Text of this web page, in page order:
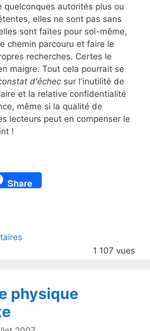
quelconques autorités plus ou
elles ne sont pas sans
sont faites pour soi-même,
chemin parcouru et faire le
recherches. Certes le
maigre. Tout cela pourrait se
d'échec sur l'inutilité de
et la relative confidentialité
même si la qualité de
lecteurs peut en compenser le
!
Share
1 107 vues
physique